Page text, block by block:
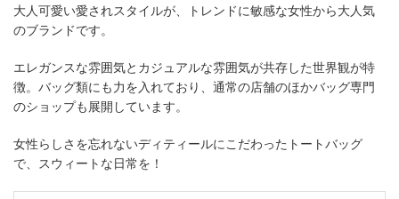
大人可愛い愛されスタイルが、トレンドに敏感な女性から大人気
のブランドです。
エレガンスな雰囲気とカジュアルな雰囲気が共存した世界観が特
徴。バッグ類にも力を入れており、通常の店舗のほかバッグ専門
のショップも展開しています。
女性らしさを忘れないディティールにこだわったトートバッグ
で、スウィートな日常を！